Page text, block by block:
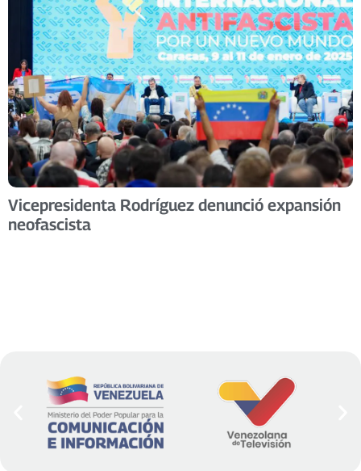
Vicepresidenta Rodríguez denunció expansión
neofascista